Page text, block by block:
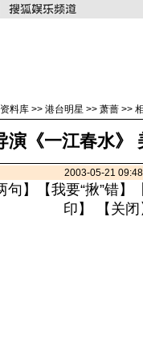
料库 >> 港台明星 >> 萧蔷 >>
演《一江春水》
2003-05-21
句 】【我要“揪”错】
印 】 【 关闭